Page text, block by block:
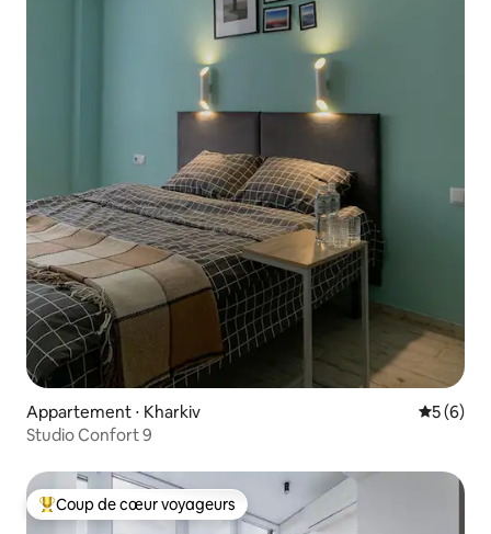
Appartement ⋅ Kharkiv
5 (6)
Studio Confort 9
Coups de cœur voyageurs les plus appréciés
Coup de cœur voyageurs